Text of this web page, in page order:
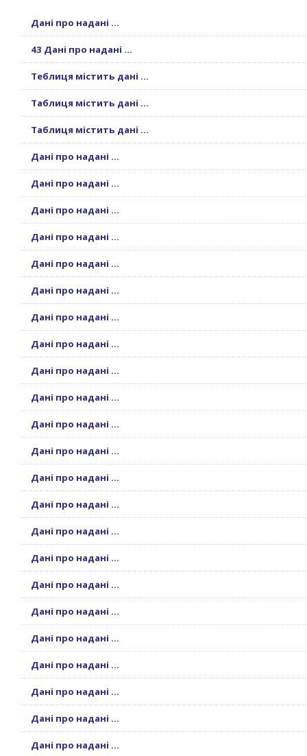
Дані про надані ...
43 Дані про надані ...
Теблиця містить дані ...
Таблиця містить дані ...
Таблиця містить дані ...
Дані про надані ...
Дані про надані ...
Дані про надані ...
Дані про надані ...
Дані про надані ...
Дані про надані ...
Дані про надані ...
Дані про надані ...
Дані про надані ...
Дані про надані ...
Дані про надані ...
Дані про надані ...
Дані про надані ...
Дані про надані ...
Дані про надані ...
Дані про надані ...
Дані про надані ...
Дані про надані ...
Дані про надані ...
Дані про надані ...
Дані про надані ...
Дані про надані ...
Дані про надані ...